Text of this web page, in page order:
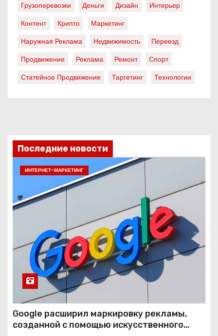
Грузоперевозки
Деньги Дизайн
Интерьер
Контент
Крипто
Маркетинг
Наружная Реклама
Недвижимость
Переезд
Продвижение
Реклама Ремонт
Спорт
Статейное Продвижение
Таргетинг Технологии
Последние новости
ИНТЕРНЕТ-МАРКЕТИНГ
Google расширил маркировку рекламы,
созданной с помощью искусственного